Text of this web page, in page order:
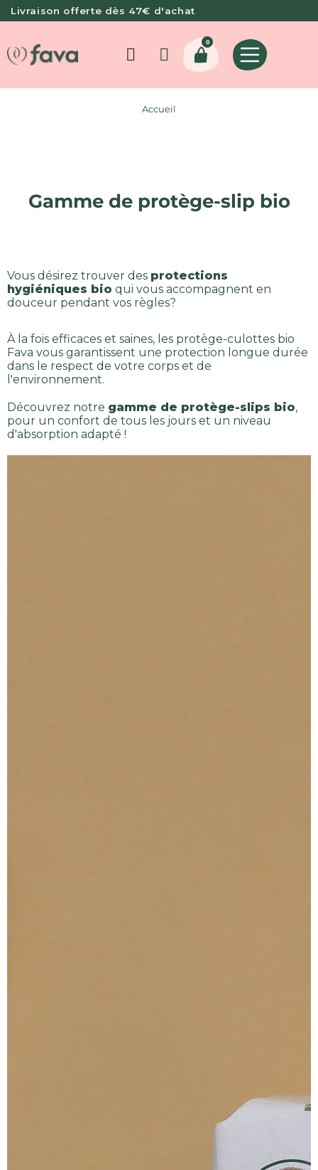
Livraison offerte dès 47€ d'achat
0
Accueil
Gamme de protège-slip bio
Vous désirez trouver des protections
hygiéniques bio qui vous accompagnent en
douceur pendant vos règles?
À la fois efficaces et saines, les protège-culottes bio
Fava vous garantissent une protection longue durée
dans le respect de votre corps et de
l'environnement.
Découvrez notre gamme de protège-slips bio,
pour un confort de tous les jours et un niveau
d'absorption adapté !